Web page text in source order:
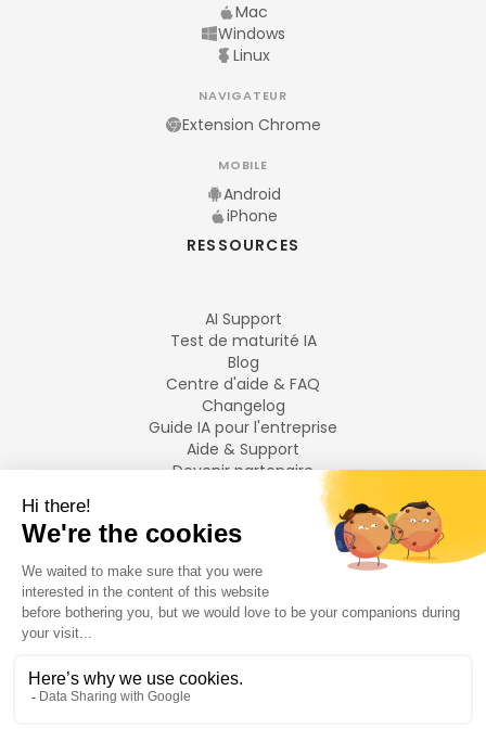
Mac
Windows
Linux
NAVIGATEUR
Extension Chrome
MOBILE
Android
iPhone
RESSOURCES
AI Support
Test de maturité IA
Blog
Centre d'aide & FAQ
Changelog
Guide IA pour l'entreprise
Aide & Support
Devenir partenaire
LANGUES
Français
English